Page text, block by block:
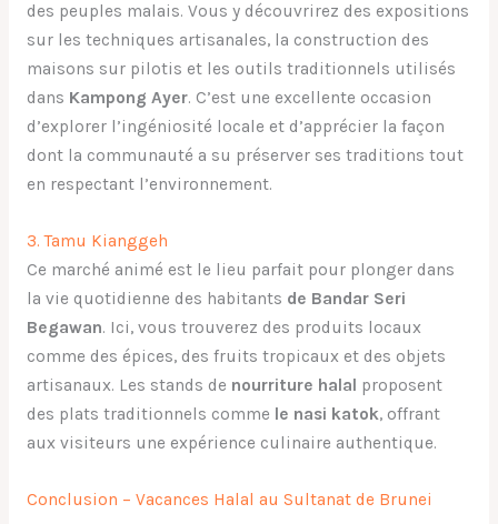
des peuples malais. Vous y découvrirez des expositions
sur les techniques artisanales, la construction des
maisons sur pilotis et les outils traditionnels utilisés
dans Kampong Ayer. C’est une excellente occasion
d’explorer l’ingéniosité locale et d’apprécier la façon
dont la communauté a su préserver ses traditions tout
en respectant l’environnement.
3. Tamu Kianggeh
Ce marché animé est le lieu parfait pour plonger dans
la vie quotidienne des habitants de Bandar Seri
Begawan. Ici, vous trouverez des produits locaux
comme des épices, des fruits tropicaux et des objets
artisanaux. Les stands de nourriture halal proposent
des plats traditionnels comme le nasi katok, offrant
aux visiteurs une expérience culinaire authentique.
Conclusion – Vacances Halal au Sultanat de Brunei